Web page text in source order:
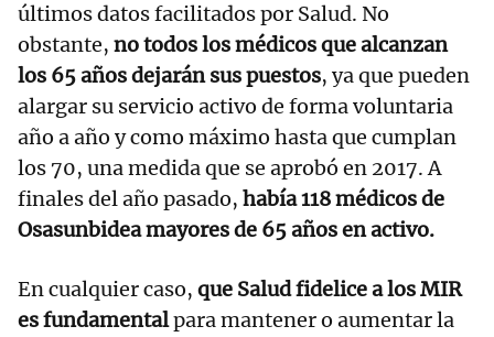
últimos datos facilitados por Salud. No
obstante, no todos los médicos que alcanzan
los 65 años dejarán sus puestos, ya que pueden
alargar su servicio activo de forma voluntaria
año a año y como máximo hasta que cumplan
los 70, una medida que se aprobó en 2017. A
finales del año pasado, había 118 médicos de
Osasunbidea mayores de 65 años en activo.
En cualquier caso, que Salud fidelice a los MIR
es fundamentalpara mantener o aumentar la